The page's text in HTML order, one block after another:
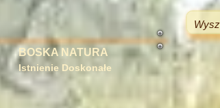
BOSKA NATURA
Istnienie Doskonałe